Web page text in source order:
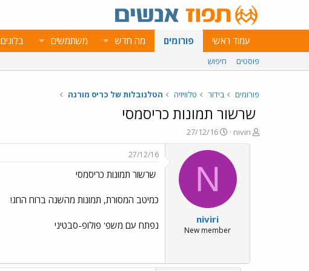
עמוד ראשי פורומים מה חדש משתמשים בלוגים
פוסטים חיפוש
פורומים בידור טלוויזיה הטלנובלות של כריס מורנה
שרשור תמונות כריסמסי
פ
ו
niviri
פ
ו
ר
ב
א
ר
י
27/12/16
N
niviri
New member
27/12/16
שרשור תמונות כריסמסי
כמיטב המסורת, תמונות מהשנה ברוח החג!
נפתח עם משפ' פולופ-סבטיני